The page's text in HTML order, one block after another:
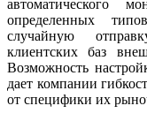
автоматического
определенных
случайную
клиентских баз
Возможность
дает компании
от специфики их